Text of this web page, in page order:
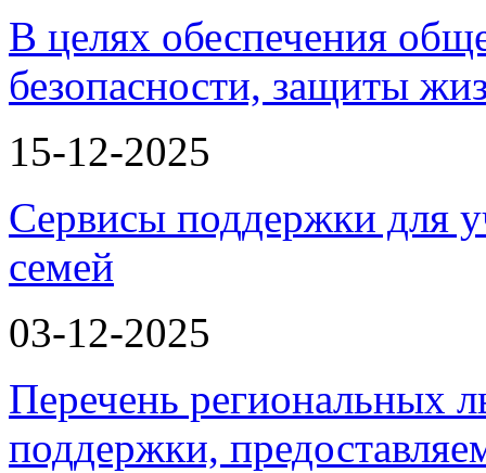
В целях обеспечения
безопасности, защиты
15-12-2025
Сервисы поддержки для
семей
03-12-2025
Перечень региональных
поддержки,